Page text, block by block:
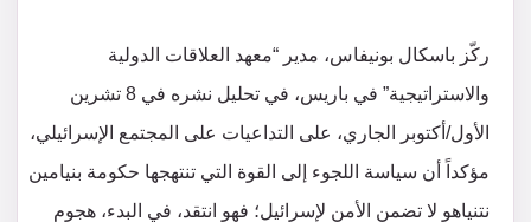
ركّز باسكال بونيفاس، مدير “معهد العلاقات الدولية
والاستراتيجية” في باريس، في تحليل نشره في 8 تشرين
الأول/أكتوبر الجاري، على التداعيات على المجتمع الإسرائيلي،
مؤكداً أن سياسة اللجوء إلى القوة التي تنتهجها حكومة بنيامين
نتنياهو لا تضمن الأمن لإسرائيل؛ فهو انتقد، في البدء، هجوم